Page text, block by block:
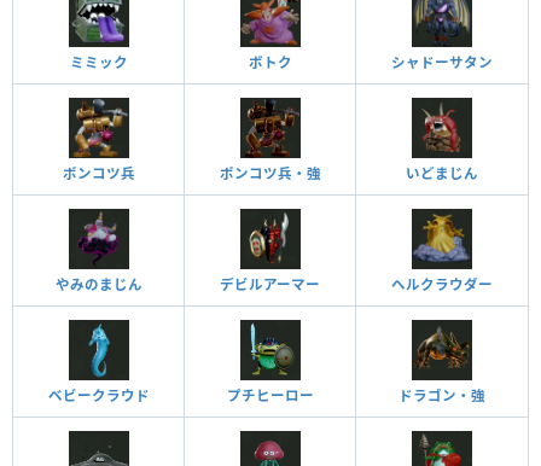
ミミック ボトク シャドーサタン
ポンコツ兵 ポンコツ兵・強 いどまじん
やみのまじん デビルアーマー ヘルクラウダー
ベビークラウド プチヒーロー ドラゴン・強